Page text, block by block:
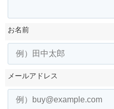
お名前
メールアドレス